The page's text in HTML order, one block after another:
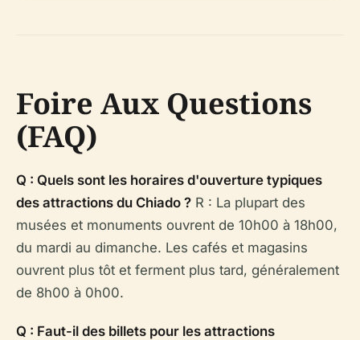
Foire Aux Questions
(FAQ)
Q : Quels sont les horaires d'ouverture typiques
des attractions du Chiado ? R : La plupart des
musées et monuments ouvrent de 10h00 à 18h00,
du mardi au dimanche. Les cafés et magasins
ouvrent plus tôt et ferment plus tard, généralement
de 8h00 à 0h00.
Q : Faut-il des billets pour les attractions